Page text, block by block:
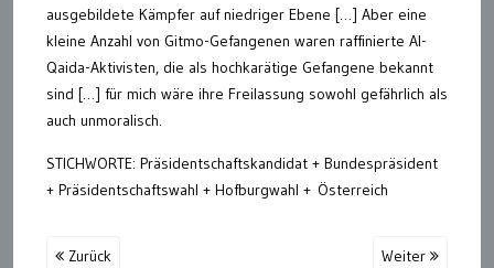
ausgebildete Kämpfer auf niedriger Ebene […] Aber eine
kleine Anzahl von Gitmo-Gefangenen waren raffinierte Al-
Qaida-Aktivisten, die als hochkarätige Gefangene bekannt
sind […] für mich wäre ihre Freilassung sowohl gefährlich als
auch unmoralisch.
STICHWORTE: Präsidentschaftskandidat + Bundespräsident
+ Präsidentschaftswahl + Hofburgwahl + Österreich
Zurück Weiter